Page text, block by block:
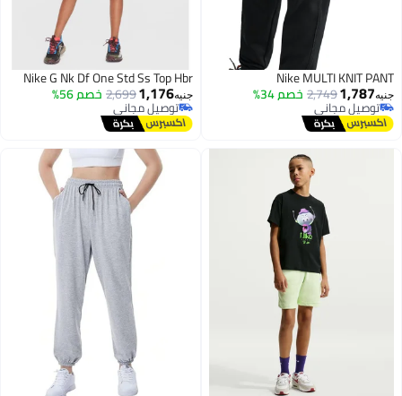
Nike MULTI KNIT PANT
جنيه1,787
2,749خصم 34%
توصيل مجاني
توصيل مجاني
Nike G Nk Df One Std Ss Top Hbr
جنيه1,176
2,699خصم 56%
توصيل مجاني
توصيل مجاني